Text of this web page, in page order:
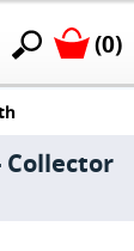
(0)
Collector